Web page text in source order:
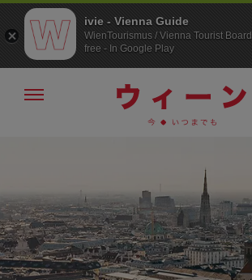
へ
ジ
の
ト
ッ
プ
メ
非
表
示
ivie - Vienna Guide
WienTourismus / Vienna Tourist Board
free - In Google Play